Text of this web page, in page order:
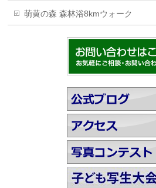
萌黄の森 森林浴8kmウォーク